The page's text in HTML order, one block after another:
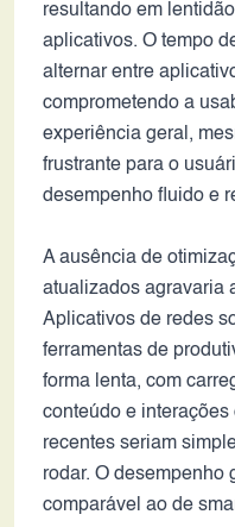
resultando em
aplicativos. O tempo
alternar entre
comprometendo a
experiência geral,
frustrante para o
desempenho fluido e
A ausência de
atualizados agravaria
Aplicativos de redes
ferramentas de
forma lenta, com
conteúdo e
recentes seriam
rodar. O desempenho
comparável ao de